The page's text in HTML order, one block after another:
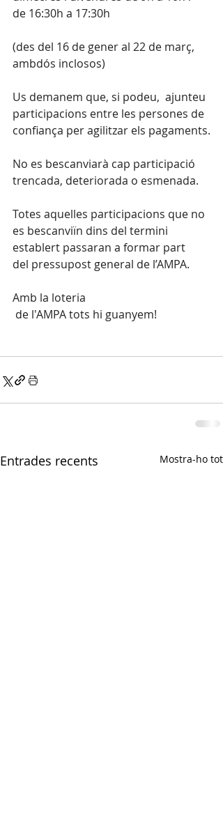
de 16:30h a 17:30h
(des del 16 de gener al 22 de març,
ambdós inclosos)
Us demanem que, si podeu,  ajunteu
participacions entre les persones de
confiança per agilitzar els pagaments.
No es bescanviarà cap participació
trencada, deteriorada o esmenada.
Totes aquelles participacions que no
es bescanviïn dins del termini
establert passaran a formar part
del pressupost general de l’AMPA.
Amb la loteria
de l'AMPA tots hi guanyem!
Entrades recents Mostra-ho tot